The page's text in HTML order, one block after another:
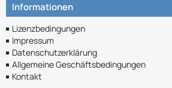
Informationen
Lizenzbedingungen
Impressum
Datenschutzerklärung
Allgemeine Geschäftsbedingungen
Kontakt